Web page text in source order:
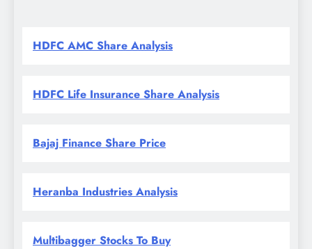
HDFC AMC Share Analysis
HDFC Life Insurance Share Analysis
Bajaj Finance Share Price
Heranba Industries Analysis
Multibagger Stocks To Buy